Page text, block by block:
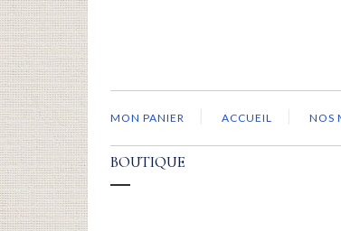
MON PANIER ACCUEIL NOS
BOUTIQUE